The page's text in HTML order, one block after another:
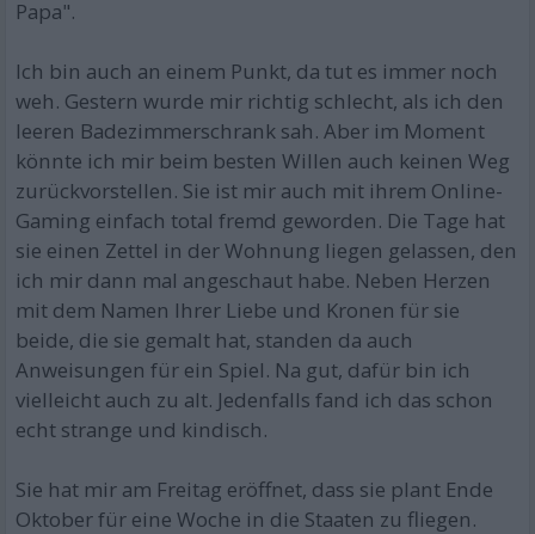
Papa".
Ich bin auch an einem Punkt, da tut es immer noch
weh. Gestern wurde mir richtig schlecht, als ich den
leeren Badezimmerschrank sah. Aber im Moment
könnte ich mir beim besten Willen auch keinen Weg
zurückvorstellen. Sie ist mir auch mit ihrem Online-
Gaming einfach total fremd geworden. Die Tage hat
sie einen Zettel in der Wohnung liegen gelassen, den
ich mir dann mal angeschaut habe. Neben Herzen
mit dem Namen Ihrer Liebe und Kronen für sie
beide, die sie gemalt hat, standen da auch
Anweisungen für ein Spiel. Na gut, dafür bin ich
vielleicht auch zu alt. Jedenfalls fand ich das schon
echt strange und kindisch.
Sie hat mir am Freitag eröffnet, dass sie plant Ende
Oktober für eine Woche in die Staaten zu fliegen.